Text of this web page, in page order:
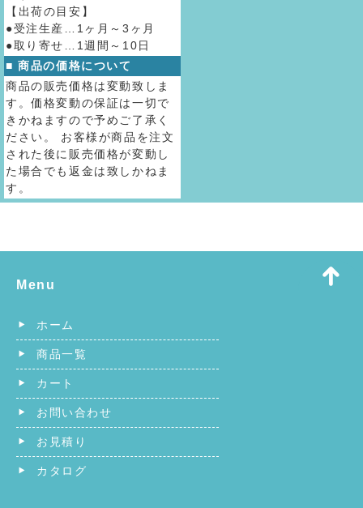
【出荷の目安】
●受注生産…1ヶ月～3ヶ月
●取り寄せ…1週間～10日
■ 商品の価格について
商品の販売価格は変動致しま
す。価格変動の保証は一切で
きかねますので予めご了承く
ださい。 お客様が商品を注文
された後に販売価格が変動し
た場合でも返金は致しかねま
す。
Menu
ホーム
商品一覧
カート
お問い合わせ
お見積り
カタログ